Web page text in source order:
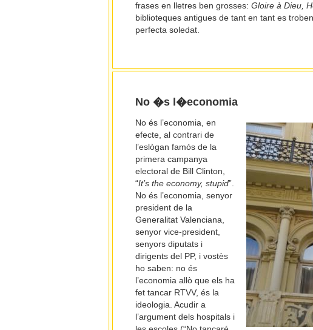
frases en lletres ben grosses:Gloire à Dieu,
biblioteques antigues de tant en tant es
perfecta soledat.
No �s l�economia
No és l’economia, en
efecte, al contrari de
l’eslògan famós de la
primera campanya
electoral de Bill Clinton,
“It’s the economy, stupid”.
No és l’economia, senyor
president de la
Generalitat Valenciana,
senyor vice-president,
senyors diputats i
dirigents del PP, i vostès
ho saben: no és
l’economia allò que els ha
fet tancar RTVV, és la
ideologia. Acudir a
l’argument dels hospitals i